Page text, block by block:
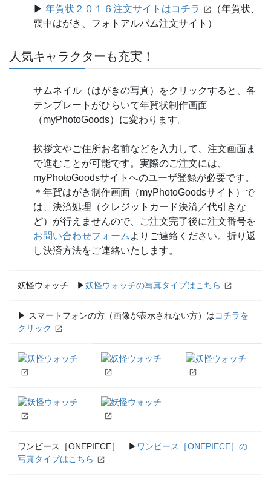
▶ 年賀状２０１６注文サイトはコチラ
（年賀状、
喪中はがき、フォトアルバム注文サイト）
人気キャラクターも充実！
サムネイル（はがきの写真）をクリックすると、各
テンプレートがひらいて年賀状制作画面
（myPhotoGoods）に変わります。
挨拶文やご住所お名前などを入力して、注文画面ま
で進むことが可能です。実際のご注文には、
myPhotoGoodsサイトへのユーザ登録が必要です。
＊年賀はがき制作画面（myPhotoGoodsサイト）で
は、決済処理（クレジットカード決済／代引きな
ど）が行えませんので、ご注文完了後に注文番号を
お問い合わせフォーム よりご連絡ください。折り返
し決済方法をご連絡いたします。
妖怪ウォッチ ▶妖怪ウォッチの写真タイプはこちら
▶ スマートフォンの方（画像が表示されない方）はコチラを
クリック
ワンピース［ONEPIECE］ ▶ ワンピース［ONEPIECE］の
写真タイプはこちら